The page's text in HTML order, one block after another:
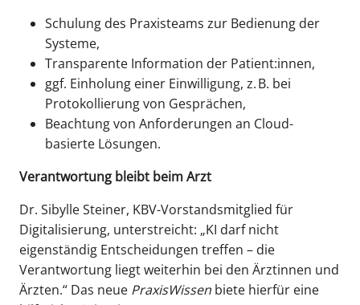
Schulung des Praxisteams zur Bedienung der
Systeme,
Transparente Information der Patient:innen,
ggf. Einholung einer Einwilligung, z. B. bei
Protokollierung von Gesprächen,
Beachtung von Anforderungen an Cloud-
basierte Lösungen.
Verantwortung bleibt beim Arzt
Dr. Sibylle Steiner, KBV-Vorstandsmitglied für
Digitalisierung, unterstreicht: „KI darf nicht
eigenständig Entscheidungen treffen – die
Verantwortung liegt weiterhin bei den Ärztinnen und
Ärzten.“ Das neue PraxisWissen biete hierfür eine